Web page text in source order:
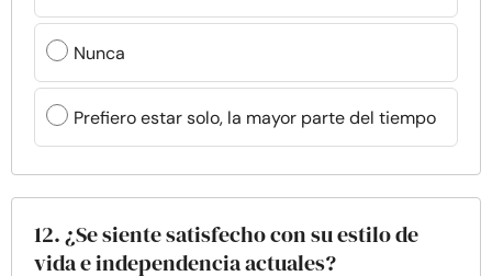
Nunca
Prefiero estar solo, la mayor parte del tiempo
12. ¿Se siente satisfecho con su estilo de
vida e independencia actuales?